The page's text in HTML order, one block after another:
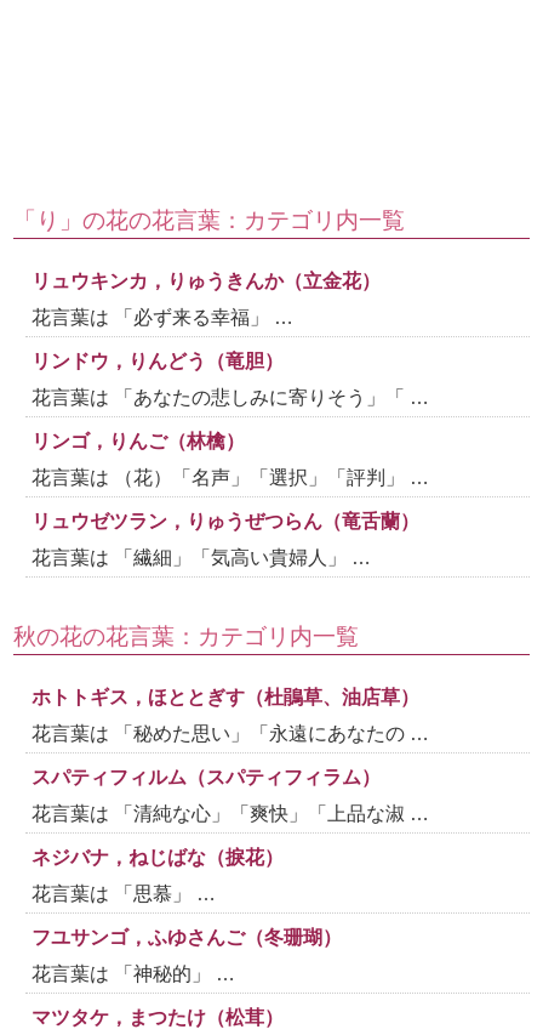
「り」の花の花言葉：カテゴリ内一覧
リュウキンカ，りゅうきんか（立金花）
花言葉は 「必ず来る幸福」 …
リンドウ，りんどう（竜胆）
花言葉は 「あなたの悲しみに寄りそう」「 …
リンゴ，りんご（林檎）
花言葉は （花）「名声」「選択」「評判」 …
リュウゼツラン，りゅうぜつらん（竜舌蘭）
花言葉は 「繊細」「気高い貴婦人」 …
秋の花の花言葉：カテゴリ内一覧
ホトトギス，ほととぎす（杜鵑草、油店草）
花言葉は 「秘めた思い」「永遠にあなたの …
スパティフィルム（スパティフィラム）
花言葉は 「清純な心」「爽快」「上品な淑 …
ネジバナ，ねじばな（捩花）
花言葉は 「思慕」 …
フユサンゴ，ふゆさんご（冬珊瑚）
花言葉は 「神秘的」 …
マツタケ，まつたけ（松茸）